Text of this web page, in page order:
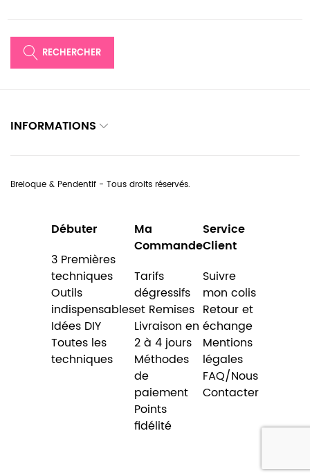
RECHERCHER
INFORMATIONS
Breloque & Pendentif - Tous droits réservés.
Débuter
3 Premières
techniques
Outils
indispensables
Idées DIY
Toutes les
techniques
Ma
Commande
Tarifs
dégressifs
et Remises
Livraison en
2 à 4 jours
Méthodes
de
paiement
Points
fidélité
Service
Client
Suivre
mon colis
Retour et
échange
Mentions
légales
FAQ/Nous
Contacter